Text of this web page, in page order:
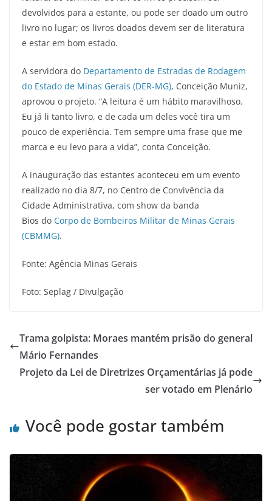
devolvidos para a estante, ou pode ser doado um outro
livro no lugar; os livros doados devem ser de literatura
e estar em bom estado.
A servidora do Departamento de Estradas de Rodagem
do Estado de Minas Gerais (DER-MG), Conceição Muniz,
aprovou o projeto. “A leitura é um hábito maravilhoso.
Eu já li tanto livro, e de cada um deles você tira um
pouco de experiência. Tem sempre uma frase que me
marca e eu levo para a vida”, conta Conceição.
A inauguração das estantes aconteceu em um evento
realizado no dia 8/7, no Centro de Convivência da
Cidade Administrativa, com show da banda
Bios do Corpo de Bombeiros Militar de Minas Gerais
(CBMMG).
Fonte: Agência Minas Gerais
Foto: Seplag / Divulgação
Trama golpista: Moraes mantém prisão do general
Mário Fernandes
Projeto da Lei de Diretrizes Orçamentárias já pode
ser votado em Plenário
Você pode gostar também